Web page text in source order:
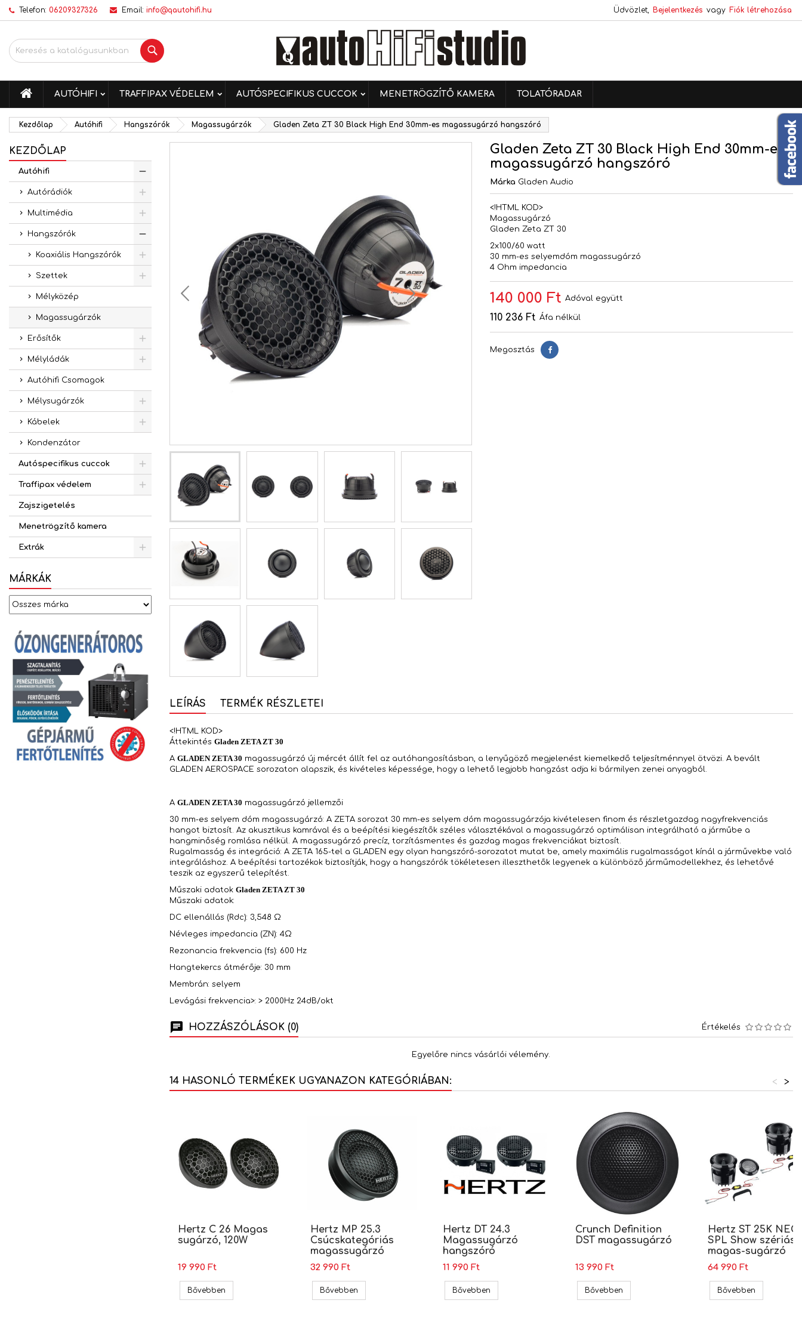
Telefon: 06209327326 Email: info@qautohifi.hu Üdvözlet, Bejelentkezés vagy Fiók létrehozása
Keresés
KEZDŐLAP
AUTÓHIFI TRAFFIPAX VÉDELEM AUTÓSPECIFIKUS CUCCOK MENETRÖGZÍTŐ KAMERA TOLATÓRADAR
Kezdőlap Autóhifi Hangszórók Magassugárzók Gladen Zeta ZT 30 Black High End 30mm-es magassugárzó hangszóró
KEZDŐLAP
Autóhifi
Autórádiók
Multimédia
Hangszórók
Koaxiális Hangszórók
Szettek
Mélyközép
Magassugárzók
Erősítők
Mélyládák
Autóhifi Csomagok
Mélysugárzók
Kábelek
Kondenzátor
Autóspecifikus cuccok
Traffipax védelem
Zajszigetelés
Menetrögzítő kamera
Extrák
MÁRKÁK
Gladen Zeta ZT 30 Black High End 30mm-es
magassugárzó hangszóró
Márka Gladen Audio
<!HTML KOD>
Magassugárzó
Gladen Zeta ZT 30
2x100/60 watt
30 mm-es selyemdóm magassugárzó
4 Ohm impedancia
140 000 Ft Adóval együtt
110 236 Ft Áfa nélkül
Megosztás Megosztás
LEÍRÁS TERMÉK RÉSZLETEI
<!HTML KOD>
Áttekintés Gladen ZETA ZT 30
A GLADEN ZETA 30 magassugárzó új mércét állít fel az autóhangosításban, a lenyűgöző megjelenést kiemelkedő teljesítménnyel ötvözi. A bevált
GLADEN AEROSPACE sorozaton alapszik, és kivételes képessége, hogy a lehető legjobb hangzást adja ki bármilyen zenei anyagból.
A GLADEN ZETA 30 magassugárzó jellemzői
30 mm-es selyem dóm magassugárzó: A ZETA sorozat 30 mm-es selyem dóm magassugárzója kivételesen finom és részletgazdag nagyfrekvenciás
hangot biztosít. Az akusztikus kamrával és a beépítési kiegészítők széles választékával a magassugárzó optimálisan integrálható a járműbe a
hangminőség romlása nélkül. A magassugárzó precíz, torzításmentes és gazdag magas frekvenciákat biztosít.
Rugalmasság és integráció: A ZETA 165-tel a GLADEN egy olyan hangszóró-sorozatot mutat be, amely maximális rugalmasságot kínál a járművekbe való
integráláshoz. A beépítési tartozékok biztosítják, hogy a hangszórók tökéletesen illeszthetők legyenek a különböző járműmodellekhez, és lehetővé
teszik az egyszerű telepítést.
Műszaki adatok Gladen ZETA ZT 30
Műszaki adatok:
DC ellenállás (Rdc): 3,548 Ω
Névleges impedancia (ZN): 4Ω
Rezonancia frekvencia (fs): 600 Hz
Hangtekercs átmérője: 30 mm
Membrán: selyem
Levágási frekvencia>: > 2000Hz 24dB/okt
HOZZÁSZÓLÁSOK (0) Értékelés
Egyelőre nincs vásárlói vélemény.
14 HASONLÓ TERMÉKEK UGYANAZON KATEGÓRIÁBAN: >
<
Hertz C 26 Magas
sugárzó, 120W
19 990 Ft
BővebbenHertz C 26 Magas sugárzó, 120W
Hertz MP 25.3
Csúcskategóriás
magassugárzó
32 990 Ft
BővebbenHertz MP 25.3 Csúcskategóriás magassugárzó
Hertz DT 24.3
Magassugárzó
hangszóró
11 990 Ft
BővebbenHertz DT 24.3 Magassugárzó hangszóró
Crunch Definition
DST magassugárzó
13 990 Ft
BővebbenCrunch Definition DST magassugárzó
Hertz ST 25K NEO
SPL Show szériás
magas-sugárzó
64 990 Ft
BővebbenHertz ST
Kívánságlistáim
Új lista létrehozása
Kívánságlista létrehozása
Mégsem Kívánságlista létrehozása
Bejelentkezés
Be kell jelentkezned a termékek kívánságlistába történő